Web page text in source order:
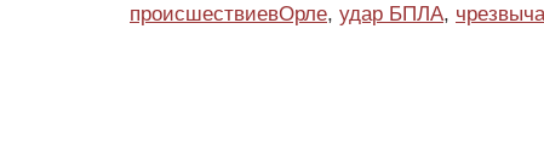
происшествиевОрле, удар БПЛА,